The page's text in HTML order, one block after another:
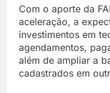
Com o aporte da
aceleração, a
investimentos em
agendamentos,
além de ampliar a
cadastrados em